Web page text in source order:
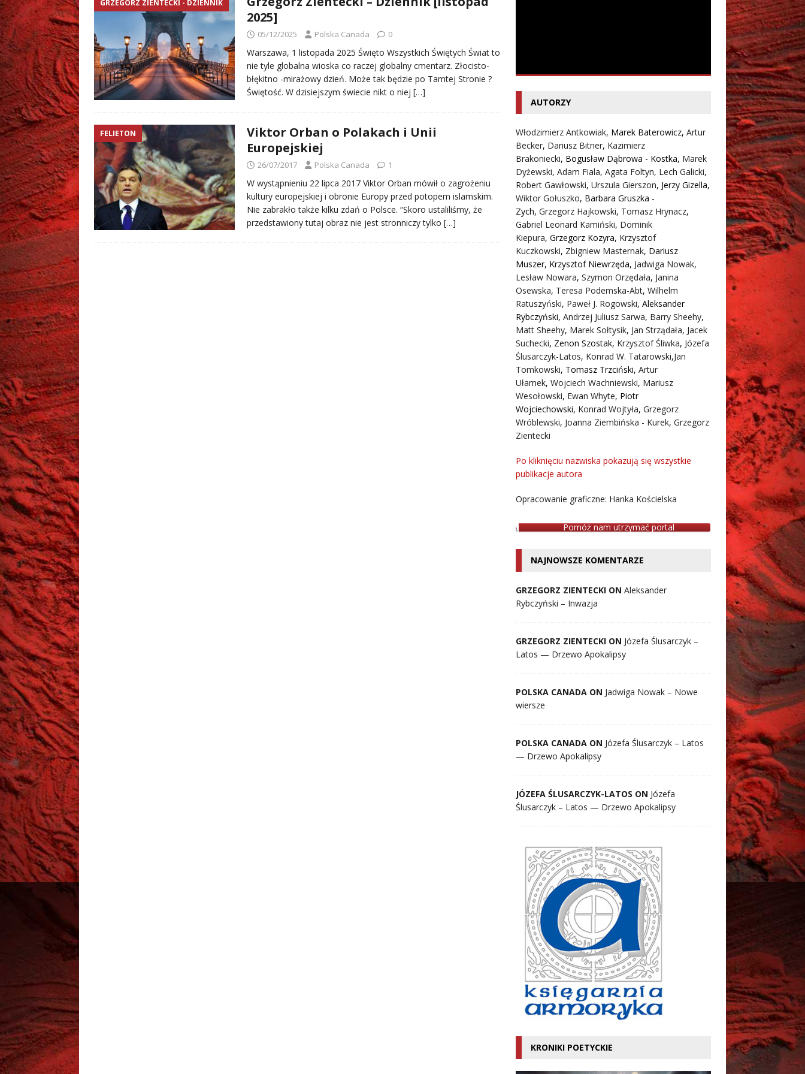
GRZEGORZ ZIENTECKI - DZIENNIK
2025]
05/12/2025 Polska Canada 0
Warszawa, 1 listopada 2025 Święto Wszystkich Świętych Świat to
nie tyle globalna wioska co raczej globalny cmentarz. Złocisto-
błękitno -mirażowy dzień. Może tak będzie po Tamtej Stronie ?
Świętość. W dzisiejszym świecie nikt o niej […]
FELIETON
Viktor Orban o Polakach i Unii
Europejskiej
26/07/2017 Polska Canada 1
W wystąpnieniu 22 lipca 2017 Viktor Orban mówił o zagrożeniu
kultury europejskiej i obronie Europy przed potopem islamskim.
Nie zabrakło także kilku zdań o Polsce. “Skoro ustaliliśmy, że
przedstawiony tutaj obraz nie jest stronniczy tylko […]
AUTORZY
Włodzimierz Antkowiak, Marek Baterowicz, Artur
Becker, Dariusz Bitner, Kazimierz
Brakoniecki, Bogusław Dąbrowa - Kostka, Marek
Dyżewski, Adam Fiala, Agata Foltyn, Lech Galicki,
Robert Gawłowski, Urszula Gierszon, Jerzy Gizella,
Wiktor Gołuszko, Barbara Gruszka -
Zych, Grzegorz Hajkowski, Tomasz Hrynacz,
Gabriel Leonard Kamiński, Dominik
Kiepura, Grzegorz Kozyra, Krzysztof
Kuczkowski, Zbigniew Masternak, Dariusz
Muszer, Krzysztof Niewrzęda, Jadwiga Nowak,
Lesław Nowara, Szymon Orzędała, Janina
Osewska, Teresa Podemska-Abt, Wilhelm
Ratuszyński, Paweł J. Rogowski, Aleksander
Rybczyński, Andrzej Juliusz Sarwa, Barry Sheehy,
Matt Sheehy, Marek Sołtysik, Jan Strządała, Jacek
Suchecki, Zenon Szostak, Krzysztof Śliwka, Józefa
Ślusarczyk-Latos, Konrad W. Tatarowski,Jan
Tomkowski, Tomasz Trzciński, Artur
Ułamek, Wojciech Wachniewski, Mariusz
Wesołowski, Ewan Whyte, Piotr
Wojciechowski, Konrad Wojtyła, Grzegorz
Wróblewski, Joanna Ziembińska - Kurek, Grzegorz
Zientecki
Po kliknięciu nazwiska pokazują się wszystkie
publikacje autora
Opracowanie graficzne: Hanka Kościelska
Pomóż nam utrzymać portal
NAJNOWSZE KOMENTARZE
GRZEGORZ ZIENTECKI ON Aleksander
Rybczyński – Inwazja
GRZEGORZ ZIENTECKI ON Józefa Ślusarczyk –
Latos — Drzewo Apokalipsy
POLSKA CANADA ON Jadwiga Nowak – Nowe
wiersze
POLSKA CANADA ON Józefa Ślusarczyk – Latos
— Drzewo Apokalipsy
JÓZEFA ŚLUSARCZYK-LATOS ON Józefa
Ślusarczyk – Latos — Drzewo Apokalipsy
KRONIKI POETYCKIE